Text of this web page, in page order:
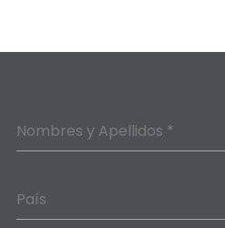
Nombres y Apellidos *
País